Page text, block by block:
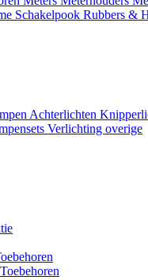
Schakelpook Rubbers &
Achterlichten
Verlichting overige